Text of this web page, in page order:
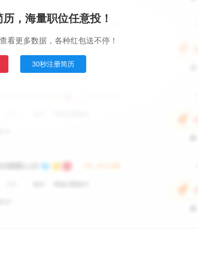
，海量职位任意投！
看更多数据，各种红包送不停！
30秒注册简历